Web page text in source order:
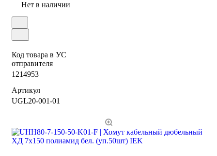
Нет в наличии
Код товара в УС
отправителя
1214953
Артикул
UGL20-001-01